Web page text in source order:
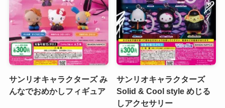
サンリオキャラクターズ み
んなでおめかしフィギュア
サンリオキャラクターズ
Solid & Cool style めじる
しアクセサリー